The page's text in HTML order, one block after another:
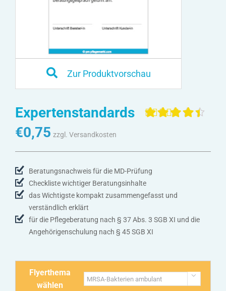
Zur Produktvorschau
Expertenstandards
auf
€0,75 zzgl. Versandkosten
Beratungsnachweis für die MD-Prüfung
Checkliste wichtiger Beratungsinhalte
das Wichtigste kompakt zusammengefasst und
verständlich erklärt
für die Pflegeberatung nach § 37 Abs. 3 SGB XI und die
Angehörigenschulung nach § 45 SGB XI
Flyerthema
wählen
